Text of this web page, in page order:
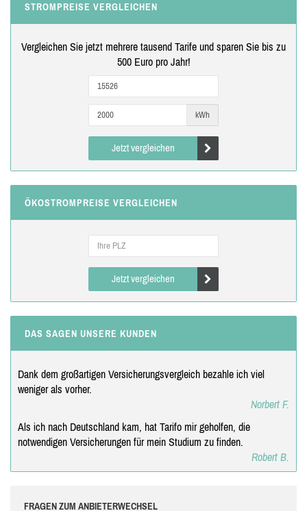
STROMPREISE VERGLEICHEN
Vergleichen Sie jetzt mehrere tausend Tarife und sparen Sie bis zu
500 Euro pro Jahr!
kWh
Jetzt vergleichen
ÖKOSTROMPREISE VERGLEICHEN
Jetzt vergleichen
DAS SAGEN UNSERE KUNDEN
Dank dem großartigen Versicherungsvergleich bezahle ich viel
weniger als vorher.
Norbert F.
Als ich nach Deutschland kam, hat Tarifo mir geholfen, die
notwendigen Versicherungen für mein Studium zu finden.
Robert B.
FRAGEN ZUM ANBIETERWECHSEL